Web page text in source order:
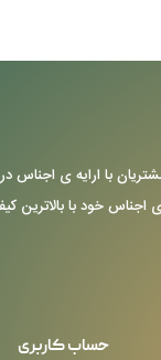
هدف رضایت مشتریان با
ی اجناس خود با بالاترین
حساب کاربری